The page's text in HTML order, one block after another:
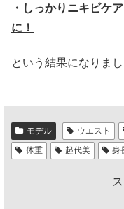
・しっかりニキビケ
に！
という結果になりまし
モデル ウエスト
体重
起代美 身